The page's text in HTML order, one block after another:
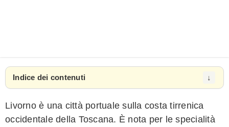
Indice dei contenuti
Livorno è una città portuale sulla costa tirrenica
occidentale della Toscana. È nota per le specialità